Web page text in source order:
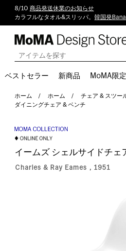
8/10 商品発送休業のお知らせ
カラフルなタオル&スリッパ。 韓国発
ベストセラー 新商品 MoMA限定
ホーム ホーム
チェア & スツー
ダイニングチェア & ベンチ
イームズ シェルサイドチェ
Charles & Ray Eames，1951